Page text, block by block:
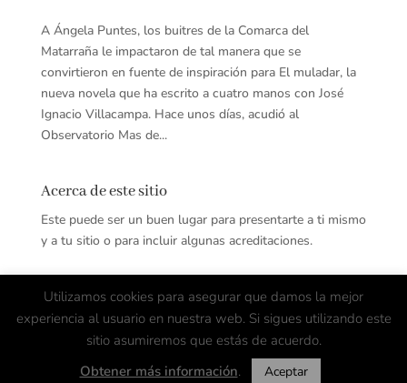
A Ángela Puntes, los buitres de la Comarca del
Matarraña le impactaron de tal manera que se
convirtieron en fuente de inspiración para El muladar, la
nueva novela que ha escrito a cuatro manos con José
Ignacio Villacampa. Hace unos días, acudió al
Observatorio Mas de...
Acerca de este sitio
Este puede ser un buen lugar para presentarte a ti mismo
y a tu sitio o para incluir algunas acreditaciones.
Copyright © Ángela Puntes, José Ignacio Villacampa,
2020. Reservados todos los derechos.
Utilizamos cookies para asegurar que damos la mejor
experiencia al usuario en nuestra web. Si sigues utilizando este
sitio asumiremos que estás de acuerdo.
Obtener más información. Aceptar